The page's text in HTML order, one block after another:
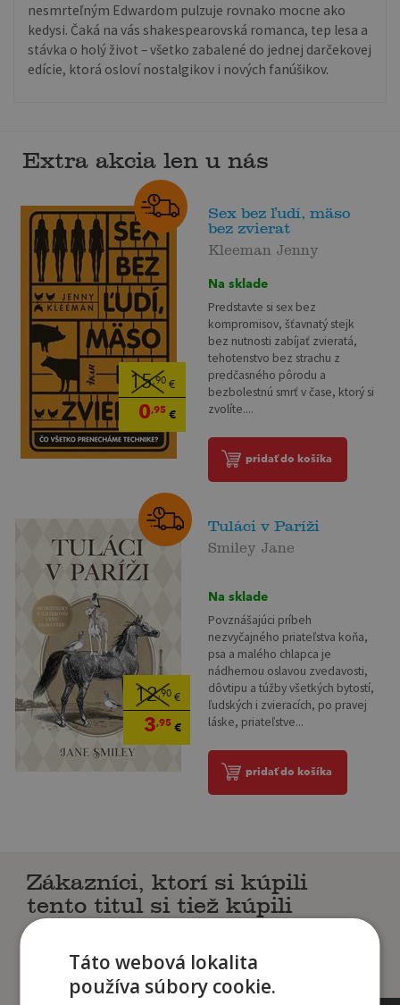
nesmrteľným Edwardom pulzuje rovnako mocne ako
kedysi. Čaká na vás shakespearovská romanca, tep lesa a
stávka o holý život – všetko zabalené do jednej darčekovej
edície, ktorá osloví nostalgikov i nových fanúšikov.
Extra akcia len u nás
15,90 €
0,95 €
Sex bez ľudí, mäso
bez zvierat
Kleeman Jenny
Na sklade
Predstavte si sex bez
kompromisov, šťavnatý stejk
bez nutnosti zabíjať zvieratá,
tehotenstvo bez strachu z
predčasného pôrodu a
bezbolestnú smrť v čase, ktorý si
zvolíte....
pridať do košíka
12,90€
3,95€
Tuláci v Paríži
Smiley Jane
Na sklade
Povznášajúci príbeh
nezvyčajného priateľstva koňa,
psa a malého chlapca je
nádhernou oslavou zvedavosti,
dôvtipu a túžby všetkých bytostí,
ľudských i zvieracích, po pravej
láske, priateľstve...
pridať do košíka
Zákazníci, ktorí si kúpili
tento titul si tiež kúpili
Táto webová lokalita
používa súbory cookie.